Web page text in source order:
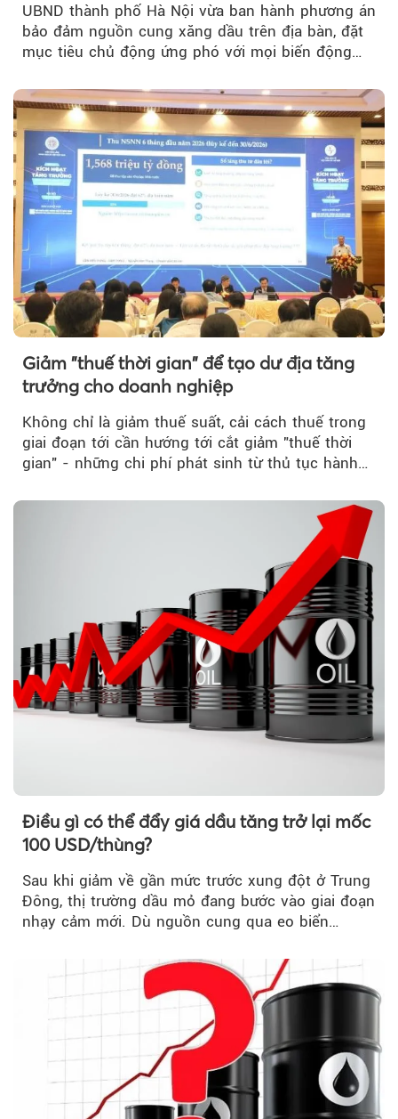
UBND thành phố Hà Nội vừa ban hành phương án
bảo đảm nguồn cung xăng dầu trên địa bàn, đặt
mục tiêu chủ động ứng phó với mọi biến động
Giảm "thuế thời gian" để tạo dư địa tăng
trưởng cho doanh nghiệp
Không chỉ là giảm thuế suất, cải cách thuế trong
giai đoạn tới cần hướng tới cắt giảm "thuế thời
gian" - những chi phí phát sinh từ thủ tục hành
Điều gì có thể đẩy giá dầu tăng trở lại mốc
100 USD/thùng?
Sau khi giảm về gần mức trước xung đột ở Trung
Đông, thị trường dầu mỏ đang bước vào giai đoạn
nhạy cảm mới. Dù nguồn cung qua eo biển